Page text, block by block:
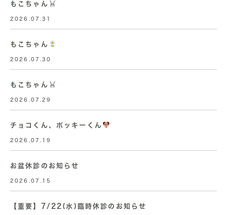
もこちゃん
2026.07.31
もこちゃん
2026.07.30
もこちゃん
2026.07.29
チョコくん、ポッキーくん
2026.07.19
お盆休診のお知らせ
2026.07.15
【重要】7/22(水)臨時休診のお知らせ